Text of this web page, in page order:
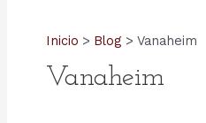
Inicio Blog Vanaheim
Vanaheim